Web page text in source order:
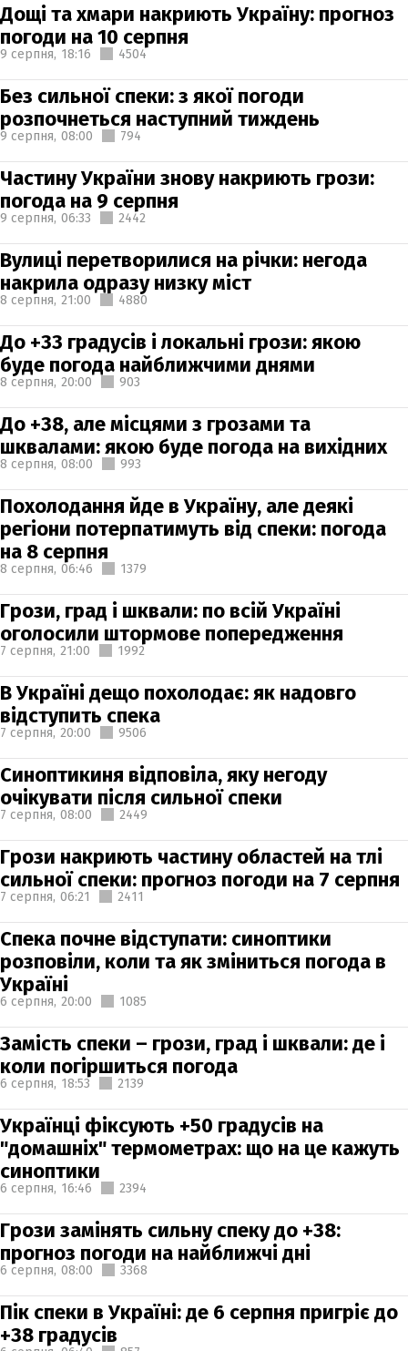
Дощі та хмари накриють Україну: прогноз
погоди на 10 серпня
9 серпня, 18:16 4504
Без сильної спеки: з якої погоди
розпочнеться наступний тиждень
9 серпня, 08:00 794
Частину України знову накриють грози:
погода на 9 серпня
9 серпня, 06:33 2442
Вулиці перетворилися на річки: негода
накрила одразу низку міст
8 серпня, 21:00 4880
До +33 градусів і локальні грози: якою
буде погода найближчими днями
8 серпня, 20:00 903
До +38, але місцями з грозами та
шквалами: якою буде погода на вихідних
8 серпня, 08:00 993
Похолодання йде в Україну, але деякі
регіони потерпатимуть від спеки: погода
на 8 серпня
8 серпня, 06:46 1379
Грози, град і шквали: по всій Україні
оголосили штормове попередження
7 серпня, 21:00 1992
В Україні дещо похолодає: як надовго
відступить спека
7 серпня, 20:00 9506
Синоптикиня відповіла, яку негоду
очікувати після сильної спеки
7 серпня, 08:00 2449
Грози накриють частину областей на тлі
сильної спеки: прогноз погоди на 7 серпня
7 серпня, 06:21 2411
Спека почне відступати: синоптики
розповіли, коли та як зміниться погода в
Україні
6 серпня, 20:00 1085
Замість спеки – грози, град і шквали: де і
коли погіршиться погода
6 серпня, 18:53 2139
Українці фіксують +50 градусів на
"домашніх" термометрах: що на це кажуть
синоптики
6 серпня, 16:46 2394
Грози замінять сильну спеку до +38:
прогноз погоди на найближчі дні
6 серпня, 08:00 3368
Пік спеки в Україні: де 6 серпня пригріє до
+38 градусів